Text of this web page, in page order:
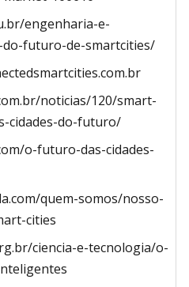
engenharia-e-
futuro-de-smartcities/
noticias/120/smart-
cidades-do-futuro/
o-futuro-das-cidades-
quem-somos/nosso-
cities
ciencia-e-tecnologia/o-